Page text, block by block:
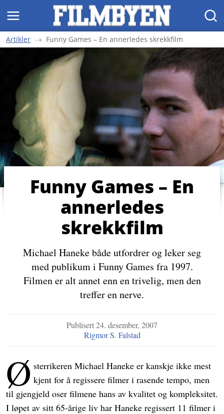
MENY SØK
Artikler Funny Games – En annerledes skrekkfilm
Funny Games – En
annerledes
skrekkfilm
Michael Haneke både utfordrer og leker seg
med publikum i Funny Games fra 1997.
Filmen er alt annet enn en trivelig, men den
treffer en nerve.
Publisert24. desember, 2007
Rigmor S. Falstad
Ø sterrikeren Michael Haneke er kanskje ikke mest
kjent for å regissere filmer i rasende tempo, men
til gjengjeld oser filmene hans av kvalitet og kompleksitet.
I løpet av sitt 65-årige liv har Haneke regissert 11 filmer i